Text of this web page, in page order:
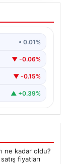
lüks
• 0.01%
▼ -0.06%
▼ -0.15%
▲ +0.39%
ne kadar oldu?
fiyatları